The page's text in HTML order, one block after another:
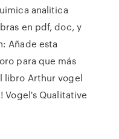
analitica
en pdf, doc, y
Añade esta
para que más
libro Arthur vogel
Vogel's Qualitative